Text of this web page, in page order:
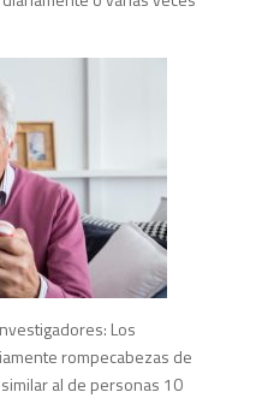
Los
rompecabezas de
al de personas 10